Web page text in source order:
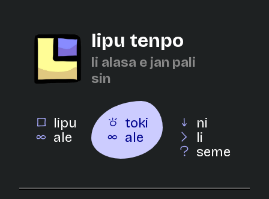
lipu tenpo
li alasa e jan pali
sin
lipu
ale
toki
ale
ni
li
seme